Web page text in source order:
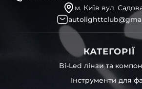
м. Київ вул.
КАТЕГОРІЇ
Bi-Led лінзи та
Інструменти для